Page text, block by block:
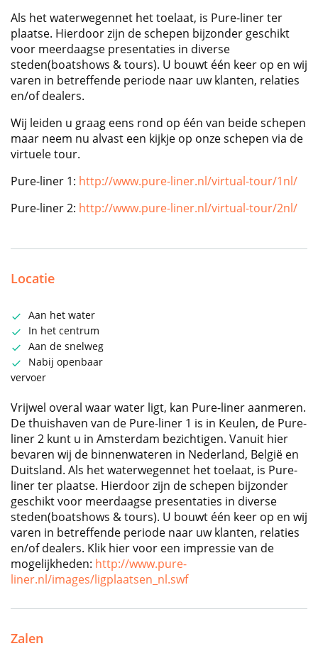
Als het waterwegennet het toelaat, is Pure-liner ter
plaatse. Hierdoor zijn de schepen bijzonder geschikt
voor meerdaagse presentaties in diverse
steden(boatshows & tours). U bouwt één keer op en wij
varen in betreffende periode naar uw klanten, relaties
en/of dealers.
Wij leiden u graag eens rond op één van beide schepen
maar neem nu alvast een kijkje op onze schepen via de
virtuele tour.
Pure-liner 1: http://www.pure-liner.nl/virtual-tour/1nl/
Pure-liner 2: http://www.pure-liner.nl/virtual-tour/2nl/
Locatie
Aan het water
In het centrum
Aan de snelweg
Nabij openbaar
vervoer
Vrijwel overal waar water ligt, kan Pure-liner aanmeren.
De thuishaven van de Pure-liner 1 is in Keulen, de Pure-
liner 2 kunt u in Amsterdam bezichtigen. Vanuit hier
bevaren wij de binnenwateren in Nederland, België en
Duitsland. Als het waterwegennet het toelaat, is Pure-
liner ter plaatse. Hierdoor zijn de schepen bijzonder
geschikt voor meerdaagse presentaties in diverse
steden(boatshows & tours). U bouwt één keer op en wij
varen in betreffende periode naar uw klanten, relaties
en/of dealers. Klik hier voor een impressie van de
mogelijkheden: http://www.pure-
liner.nl/images/ligplaatsen_nl.swf
Zalen